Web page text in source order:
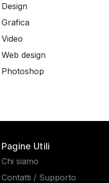
Design
Grafica
Video
Web design
Photoshop
Pagine Utili
Chi siamo
Contatti / Supporto